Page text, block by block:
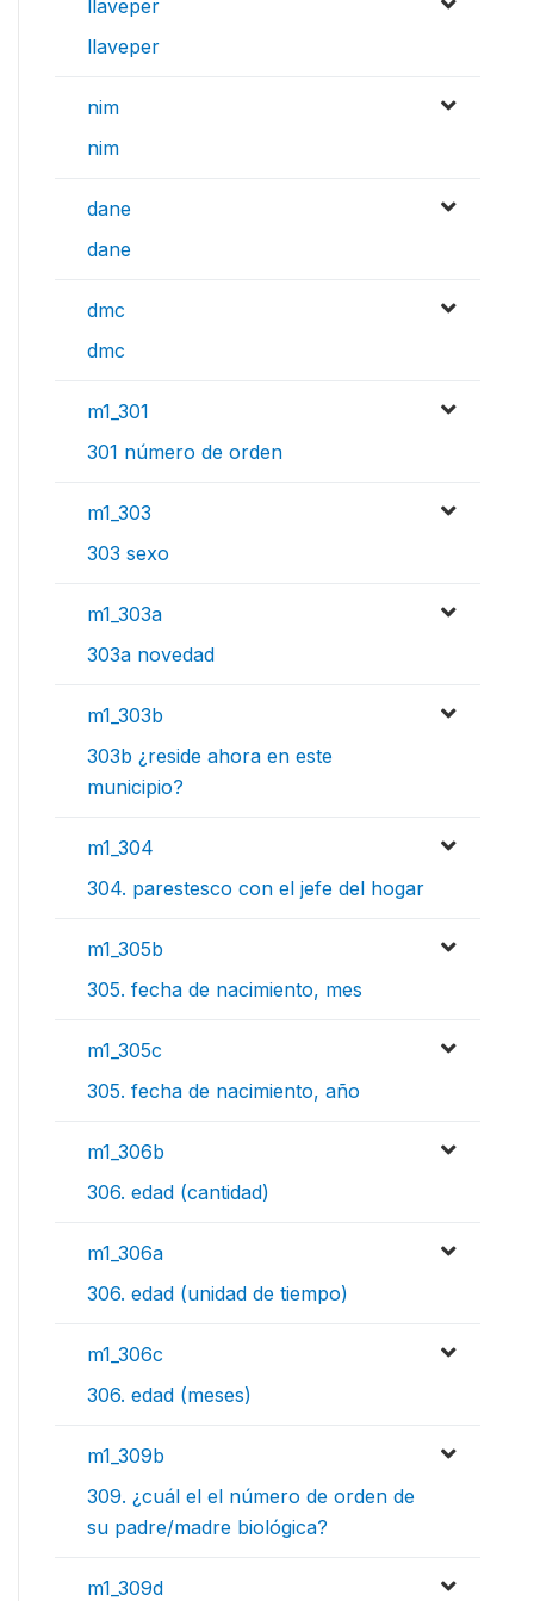
llaveper
llaveper
nim
nim
dane
dane
dmc
dmc
m1_301
301 número de orden
m1_303
303 sexo
m1_303a
303a novedad
m1_303b
303b ¿reside ahora en este
municipio?
m1_304
304. parestesco con el jefe del hogar
m1_305b
305. fecha de nacimiento, mes
m1_305c
305. fecha de nacimiento, año
m1_306b
306. edad (cantidad)
m1_306a
306. edad (unidad de tiempo)
m1_306c
306. edad (meses)
m1_309b
309. ¿cuál el el número de orden de
su padre/madre biológica?
m1_309d